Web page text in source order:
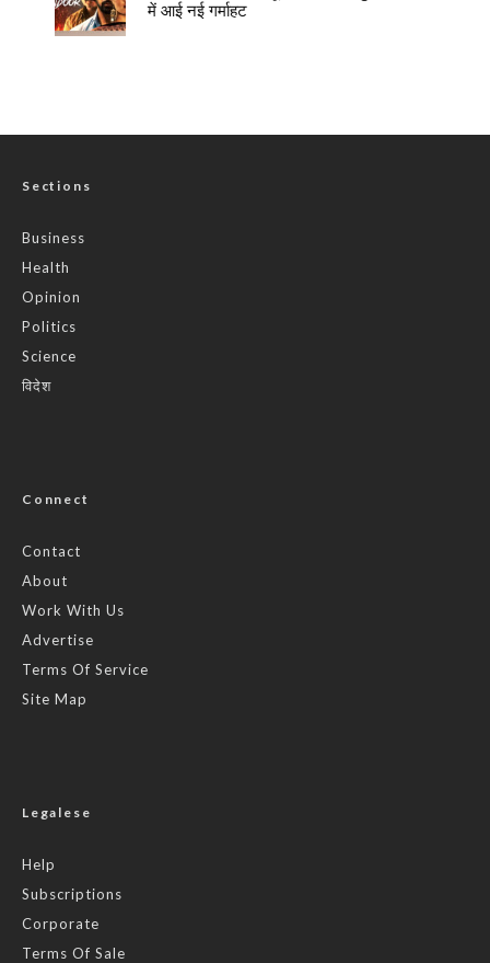
में आई नई गर्माहट
Sections
Business
Health
Opinion
Politics
Science
विदेश
Connect
Contact
About
Work With Us
Advertise
Terms Of Service
Site Map
Legalese
Help
Subscriptions
Corporate
Terms Of Sale